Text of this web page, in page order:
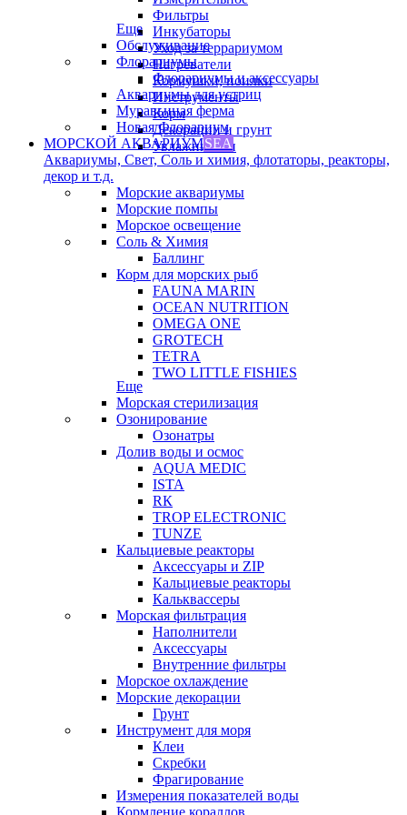
Фильтры
Инкубаторы
Уход за террариумом
Нагреватели
Кормушки, поилки
Инструменты
Корм
Декорации и грунт
Увлажнители
Еще
Обслуживание
Флорариумы
Флорариумы и аксессуары
Аквариумы для устриц
Муравьиная ферма
Новая Флорариум
МОРСКОЙ АКВАРИУМSEA
Аквариумы, Свет, Соль и химия, флотаторы, реакторы,
декор и т.д.
Морские аквариумы
Морские помпы
Морское освещение
Соль & Химия
Баллинг
Корм для морских рыб
FAUNA MARIN
OCEAN NUTRITION
OMEGA ONE
GROTECH
TETRA
TWO LITTLE FISHIES
Еще
Морская стерилизация
Озонирование
Озонатры
Долив воды и осмос
AQUA MEDIC
ISTA
RК
TROP ELECTRONIC
TUNZE
Кальциевые реакторы
Аксессуары и ZIP
Кальциевые реакторы
Кальквассеры
Морская фильтрация
Наполнители
Аксессуары
Внутренние фильтры
Морское охлаждение
Морские декорации
Грунт
Инструмент для моря
Клеи
Скребки
Фрагирование
Измерения показателей воды
Кормление кораллов